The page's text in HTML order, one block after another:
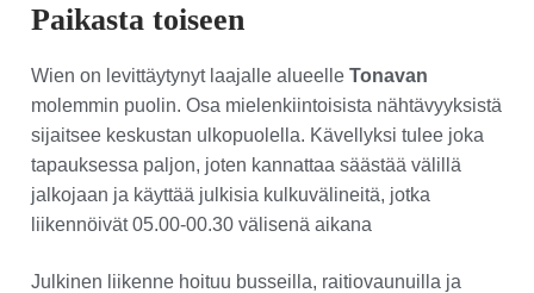
Paikasta toiseen
Wien on levittäytynyt laajalle alueelle Tonavan
molemmin puolin. Osa mielenkiintoisista nähtävyyksistä
sijaitsee keskustan ulkopuolella. Kävellyksi tulee joka
tapauksessa paljon, joten kannattaa säästää välillä
jalkojaan ja käyttää julkisia kulkuvälineitä, jotka
liikennöivät 05.00-00.30 välisenä aikana
Julkinen liikenne hoituu busseilla, raitiovaunuilla ja